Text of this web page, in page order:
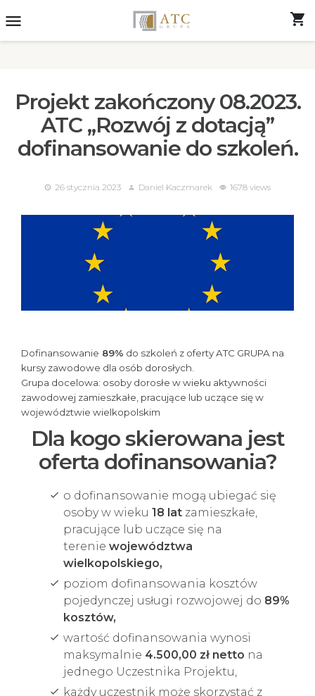
menu shopping_cart
Projekt zakończony 08.2023.
ATC „Rozwój z dotacją”
dofinansowanie do szkoleń.
access_time 26 stycznia 2023 person Daniel Kaczmarek visibility 1678 views
Dofinansowanie 89% do szkoleń z oferty ATC GRUPA na
kursy zawodowe dla osób dorosłych.
Grupa docelowa: osoby dorosłe w wieku aktywności
zawodowej zamieszkałe, pracujące lub uczące się w
województwie wielkopolskim
Dla kogo skierowana jest
oferta dofinansowania?
o dofinansowanie mogą ubiegać się
osoby w wieku 18 lat zamieszkałe,
pracujące lub uczące się na
terenie województwa
wielkopolskiego,
poziom dofinansowania kosztów
pojedynczej usługi rozwojowej do 89%
kosztów,
wartość dofinansowania wynosi
maksymalnie 4.500,00 zł netto na
jednego Uczestnika Projektu,
każdy uczestnik może skorzystać z